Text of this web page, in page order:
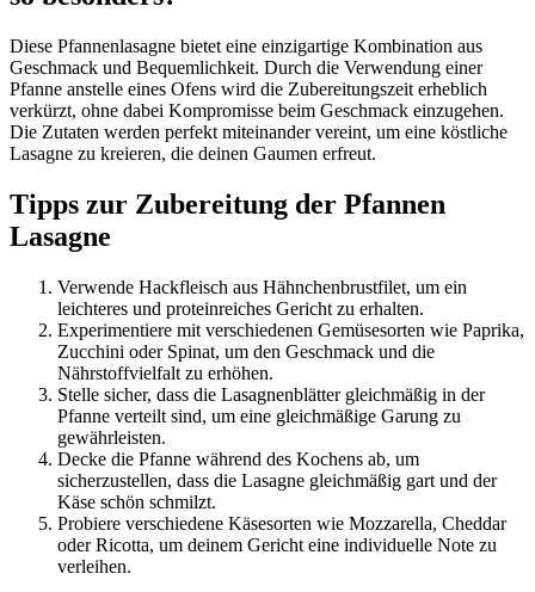
Diese Pfannenlasagne bietet eine einzigartige Kombination aus
Geschmack und Bequemlichkeit. Durch die Verwendung einer
Pfanne anstelle eines Ofens wird die Zubereitungszeit erheblich
verkürzt, ohne dabei Kompromisse beim Geschmack einzugehen.
Die Zutaten werden perfekt miteinander vereint, um eine köstliche
Lasagne zu kreieren, die deinen Gaumen erfreut.
Tipps zur Zubereitung der Pfannen
Lasagne
Verwende Hackfleisch aus Hähnchenbrustfilet, um ein
leichteres und proteinreiches Gericht zu erhalten.
Experimentiere mit verschiedenen Gemüsesorten wie Paprika,
Zucchini oder Spinat, um den Geschmack und die
Nährstoffvielfalt zu erhöhen.
Stelle sicher, dass die Lasagnenblätter gleichmäßig in der
Pfanne verteilt sind, um eine gleichmäßige Garung zu
gewährleisten.
Decke die Pfanne während des Kochens ab, um
sicherzustellen, dass die Lasagne gleichmäßig gart und der
Käse schön schmilzt.
Probiere verschiedene Käsesorten wie Mozzarella, Cheddar
oder Ricotta, um deinem Gericht eine individuelle Note zu
verleihen.